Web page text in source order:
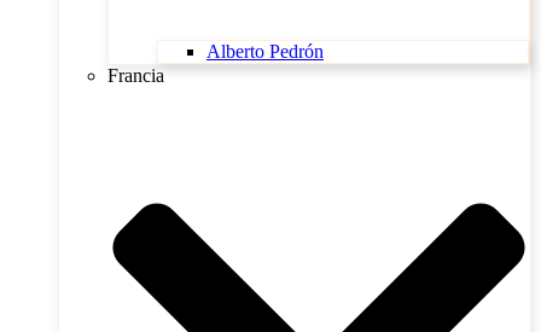
Alberto Pedrón
Francia